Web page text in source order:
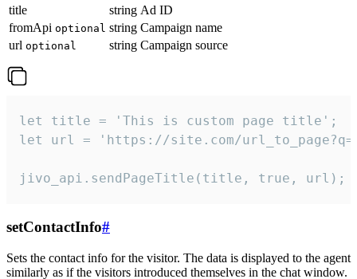
title
string Ad ID
fromApi optional string Campaign name
url optional string Campaign source
let title = 'This is custom page title';
let url = 'https://site.com/
jivo_api.sendPageTitle(title, true, url);
setContactInfo#
Sets the contact info for the visitor. The data is displayed to the agent
similarly as if the visitors introduced themselves in the chat window.